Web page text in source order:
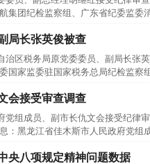
集团纪检监察组、广东省纪委监委
局长张英俊被查
区税务局原党委委员、副局长
国家监委驻国家税务总局纪检监察
会接受审查调查
组成员、副市长仇文会接受纪
：黑龙江省佳木斯市人民政府党组
央八项规定精神问题数据